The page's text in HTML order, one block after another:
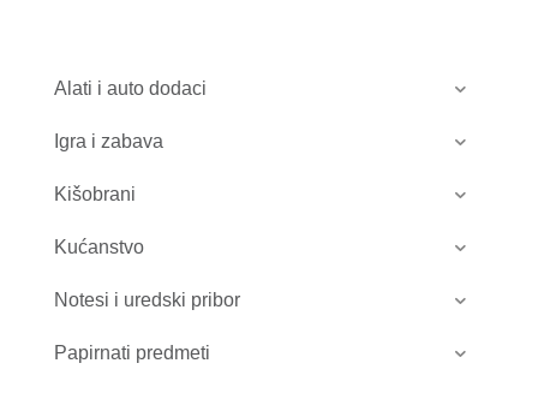
Alati i auto dodaci
Igra i zabava
Kišobrani
Kućanstvo
Notesi i uredski pribor
Papirnati predmeti
do